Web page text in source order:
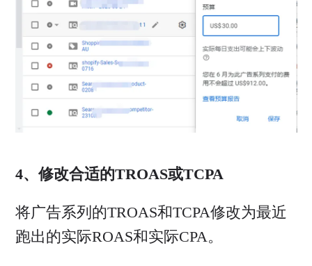
4、修改合适的TROAS或TCPA
将广告系列的TROAS和TCPA修改为最近
跑出的实际ROAS和实际CPA。